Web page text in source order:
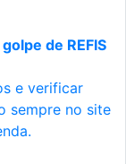
de REFIS
e verificar
sempre no site